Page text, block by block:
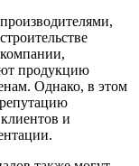
продукцию
Однако, в этом
и